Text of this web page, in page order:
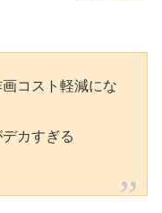
コスト軽減にな
カすぎる